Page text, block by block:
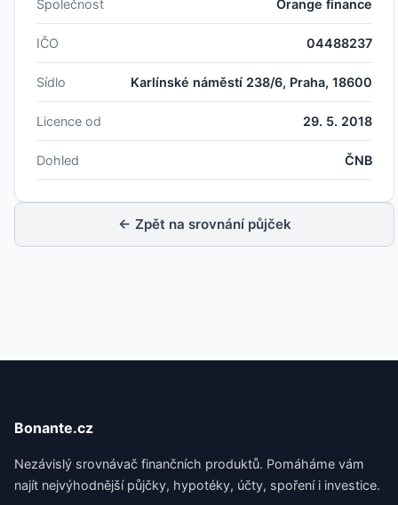
Společnost Orange finance
IČO 04488237
Sídlo Karlínské náměstí 238/6, Praha, 18600
Licence od 29. 5. 2018
Dohled ČNB
← Zpět na srovnání půjček
Bonante.cz
Nezávislý srovnávač finančních produktů. Pomáháme vám
najít nejvýhodnější půjčky, hypotéky, účty, spoření i investice.